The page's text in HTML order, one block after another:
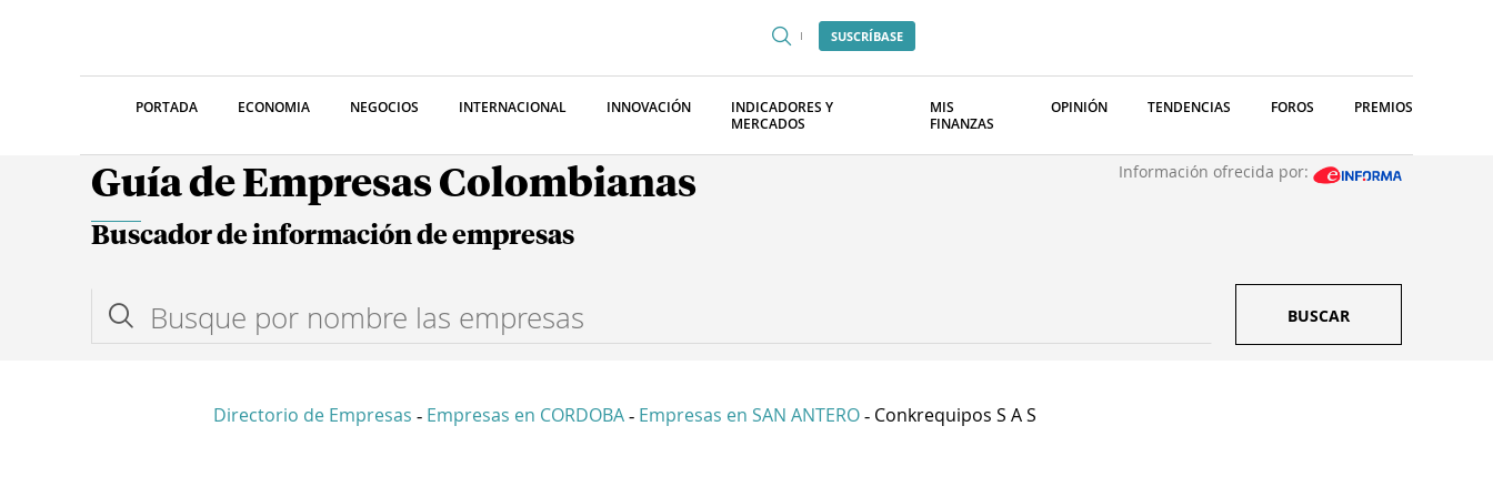
SUSCRÍBASE
PORTADA ECONOMIA NEGOCIOS INTERNACIONAL INNOVACIÓN
INDICADORES Y
MERCADOS
MIS
FINANZAS
OPINIÓN TENDENCIAS FOROS PREMIOS
Guía de Empresas Colombianas Información ofrecida por:
Buscador de información de empresas
BUSCAR
Directorio de Empresas - Empresas en CORDOBA - Empresas en SAN ANTERO - Conkrequipos S A S